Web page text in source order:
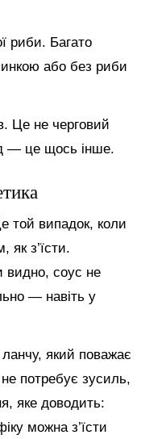
риби. Багато
або без риби
Це не черговий
— це щось інше.
той випадок, коли
як з’їсти.
видно, соус не
— навіть у
який поважає
потребує зусиль,
яке доводить:
можна з’їсти